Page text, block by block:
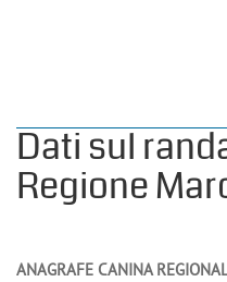
Dati sul
Regione
ANAGRAFE CANINA